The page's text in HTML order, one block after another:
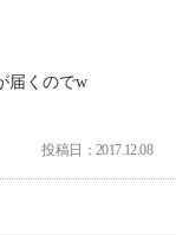
届くのでw
投稿日：2017.12.08